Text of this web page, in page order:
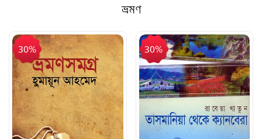
ভ্রমণ
30% 30%